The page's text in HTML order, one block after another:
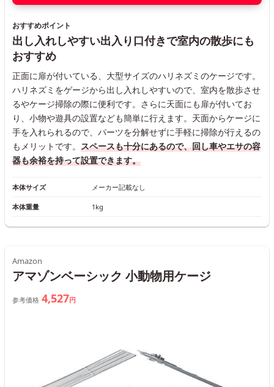
おすすめポイント
出し入れしやすい出入り口付きで室内の散歩にも
おすすめ
正面に扉が付いている、大型サイズのハリネズミのケージです。
ハリネズミをゲージから出し入れしやすいので、室内を散歩させ
るやケージ掃除の際に便利です。さらに天面にも扉が付いてお
り、小物や遊具の設置なども簡単に行えます。天面からケージに
手を入れられるので、パーツを分解せずに手軽に掃除が行えるの
もメリットです。 スペースも十分にあるので、回し車やエサの容
器も余裕を持って設置できます。
本体サイズ メーカー記載なし
本体重量 1kg
Amazon
アマゾンベーシック 小動物用ケージ
参考価格 4,527円